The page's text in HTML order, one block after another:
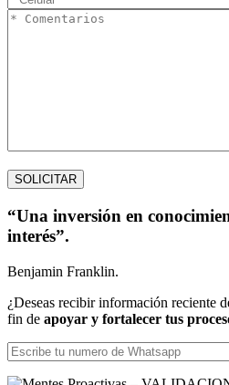
“Una inversión en
interés”.
Benjamin Franklin.
¿Deseas recibir información reciente
fin de apoyar y fortalecer tus